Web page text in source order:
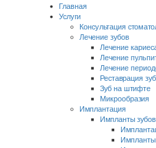
Главная
Услуги
Консультация
Лечение зубов
Лечение
Лечение
Лечение
Реставрация
Зуб на штифте
Микрообразия
Имплантация
Импланты